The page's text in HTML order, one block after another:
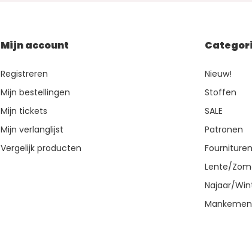
Mijn account
Registreren
Mijn bestellingen
Mijn tickets
Mijn verlanglijst
Vergelijk producten
Nieuw!
Stoffen
SALE
Patronen
Fournituren
Lente/
Najaar/